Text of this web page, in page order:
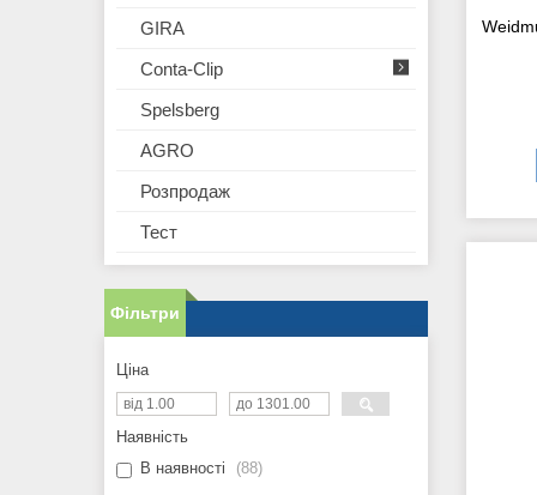
GIRA
Conta-Clip
Spelsberg
AGRO
Розпродаж
Тест
Фільтри
Ціна
Наявність
В наявності
88